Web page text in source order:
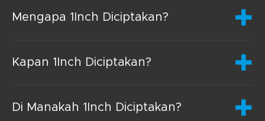
Mengapa 1Inch Diciptakan?
Kapan 1Inch Diciptakan?
Di Manakah 1Inch Diciptakan?